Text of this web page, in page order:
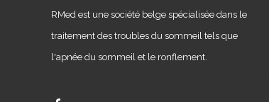
RMed est une société belge spécialisée dans le
traitement des troubles du sommeil tels que
l'apnée du sommeil et le ronflement.